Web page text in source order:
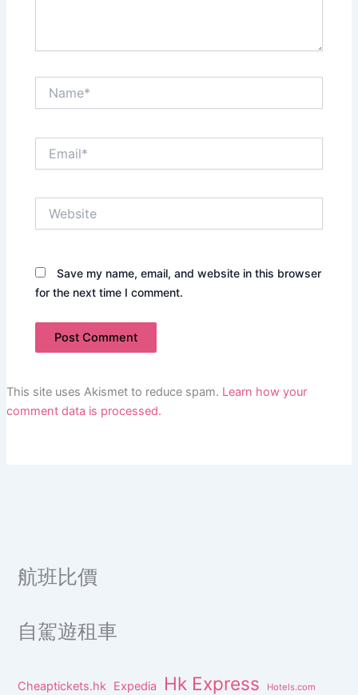
Save my name, email, and website in this browser
for the next time I comment.
This site uses Akismet to reduce spam. Learn how your
comment data is processed.
航班比價
自駕遊租車
Cheaptickets.hk Expedia Hk Express Hotels.com